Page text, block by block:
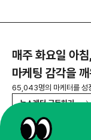
매주 화요일 아
마케팅 감각을
65,043명의 마케터를 성
뉴스레터 구독하기